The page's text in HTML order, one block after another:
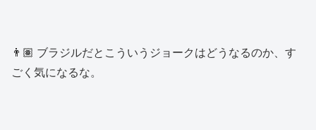
👨🏽 ブラジルだとこういうジョークはどうなるのか、す
ごく気になるな。